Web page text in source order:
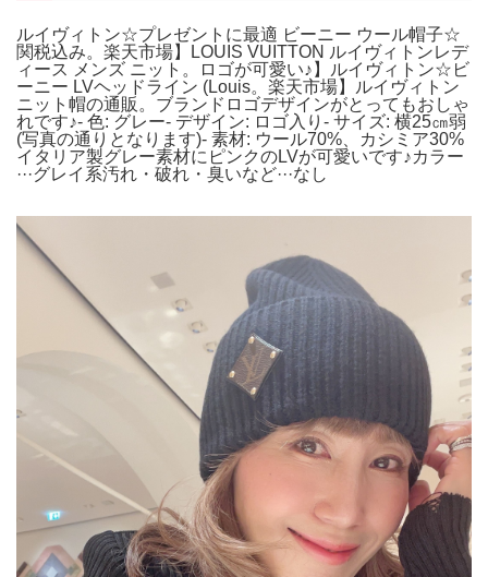
ルイヴィトン☆プレゼントに最適 ビーニー ウール帽子☆
関税込み。楽天市場】LOUIS VUITTON ルイヴィトンレデ
ィース メンズ ニット。ロゴが可愛い♪】ルイヴィトン☆ビ
ーニー LVヘッドライン (Louis。楽天市場】ルイヴィトン
ニット帽の通販。ブランドロゴデザインがとってもおしゃ
れです♪- 色: グレー- デザイン: ロゴ入り- サイズ: 横25㎝弱
(写真の通りとなります)- 素材: ウール70%、カシミア30%
イタリア製グレー素材にピンクのLVが可愛いです♪カラー
···グレイ系汚れ・破れ・臭いなど···なし